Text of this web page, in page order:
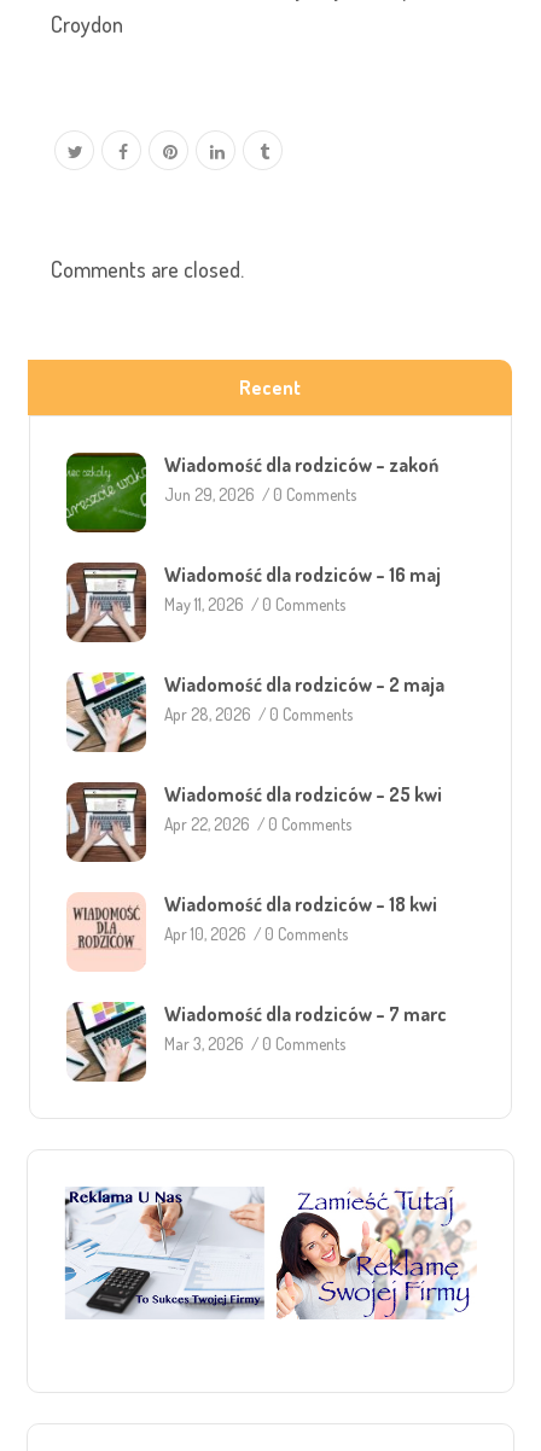
Croydon
Comments are closed.
Recent
Wiadomość dla rodziców – zakoń
Jun 29, 2026 / 0 Comments
Wiadomość dla rodziców – 16 maj
May 11, 2026 / 0 Comments
Wiadomość dla rodziców – 2 maja
Apr 28, 2026 / 0 Comments
Wiadomość dla rodziców – 25 kwi
Apr 22, 2026 / 0 Comments
Wiadomość dla rodziców – 18 kwi
Apr 10, 2026 / 0 Comments
Wiadomość dla rodziców – 7 marc
Mar 3, 2026 / 0 Comments